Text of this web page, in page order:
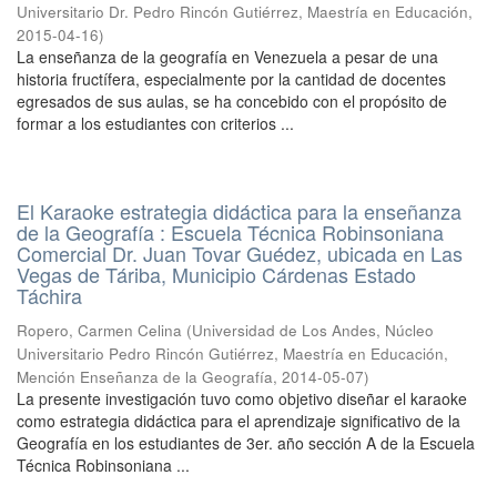
Universitario Dr. Pedro Rincón Gutiérrez, Maestría en Educación,
2015-04-16)
La enseñanza de la geografía en Venezuela a pesar de una
historia fructífera, especialmente por la cantidad de docentes
egresados de sus aulas, se ha concebido con el propósito de
formar a los estudiantes con criterios ...
El Karaoke estrategia didáctica para la enseñanza
de la Geografía : Escuela Técnica Robinsoniana
Comercial Dr. Juan Tovar Guédez, ubicada en Las
Vegas de Táriba, Municipio Cárdenas Estado
Táchira
Ropero, Carmen Celina (Universidad de Los Andes, Núcleo
Universitario Pedro Rincón Gutiérrez, Maestría en Educación,
Mención Enseñanza de la Geografía, 2014-05-07)
La presente investigación tuvo como objetivo diseñar el karaoke
como estrategia didáctica para el aprendizaje significativo de la
Geografía en los estudiantes de 3er. año sección A de la Escuela
Técnica Robinsoniana ...